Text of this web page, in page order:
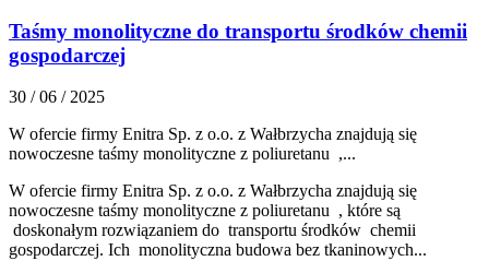
Taśmy monolityczne do transportu środków chemii
gospodarczej
30 / 06 / 2025
W ofercie firmy Enitra Sp. z o.o. z Wałbrzycha znajdują się
nowoczesne taśmy monolityczne z poliuretanu ,...
W ofercie firmy Enitra Sp. z o.o. z Wałbrzycha znajdują się
nowoczesne taśmy monolityczne z poliuretanu , które są
doskonałym rozwiązaniem do transportu środków chemii
gospodarczej. Ich monolityczna budowa bez tkaninowych...